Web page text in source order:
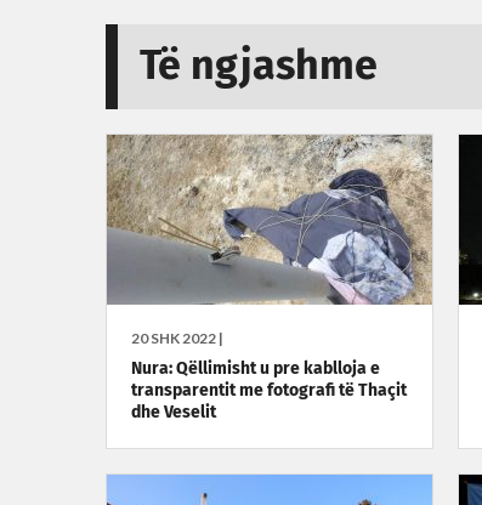
Të ngjashme
20 SHK 2022 |
Nura: Qëllimisht u pre kablloja e
transparentit me fotografi të Thaçit
dhe Veselit